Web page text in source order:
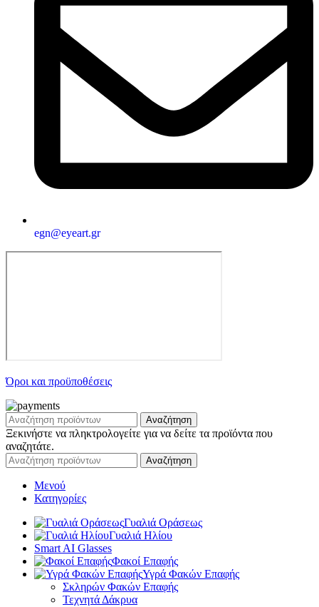
egn@eyeart.gr
Όροι και προϋποθέσεις
Αναζήτηση
Ξεκινήστε να πληκτρολογείτε για να δείτε τα προϊόντα που
αναζητάτε.
Αναζήτηση
Μενού
Κατηγορίες
Γυαλιά Οράσεως
Γυαλιά Ηλίου
Smart AI Glasses
Φακοί Επαφής
Υγρά Φακών Επαφής
Σκληρών Φακών Επαφής
Τεχνητά Δάκρυα